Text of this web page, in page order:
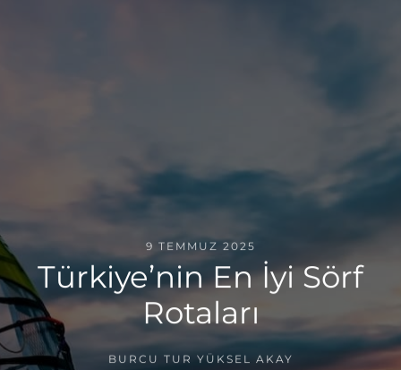
9 TEMMUZ 2025
Türkiye’nin En İyi Sörf
Rotaları
BURCU TUR YÜKSEL AKAY